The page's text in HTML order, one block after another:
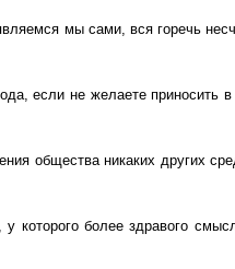
мы сами, вся горечь
если не желаете
общества никаких других
которого более здравого